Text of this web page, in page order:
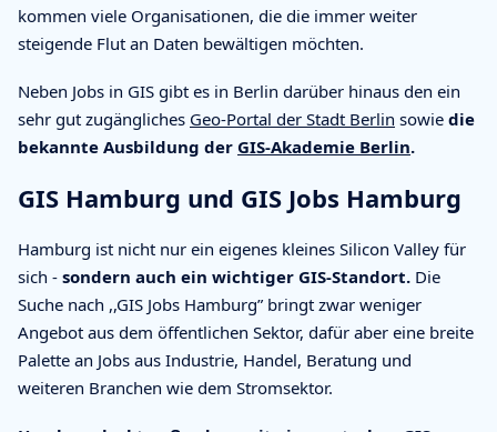
kommen viele Organisationen, die die immer weiter
steigende Flut an Daten bewältigen möchten.
Neben Jobs in GIS gibt es in Berlin darüber hinaus den ein
sehr gut zugängliches Geo-Portal der Stadt Berlin sowie die
bekannte Ausbildung der GIS-Akademie Berlin.
GIS Hamburg und GIS Jobs Hamburg
Hamburg ist nicht nur ein eigenes kleines Silicon Valley für
sich - sondern auch ein wichtiger GIS-Standort. Die
Suche nach ,,GIS Jobs Hamburg” bringt zwar weniger
Angebot aus dem öffentlichen Sektor, dafür aber eine breite
Palette an Jobs aus Industrie, Handel, Beratung und
weiteren Branchen wie dem Stromsektor.